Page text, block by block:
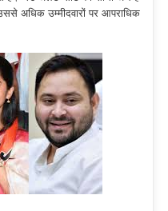
अधिक उम्मीदवारों पर आपराधिक